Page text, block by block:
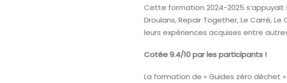
Cette formation 2024-2025 s’appuyait
Droulans, Repair Together, Le Carré,
leurs expériences acquises entre
Cotée 9.4/10 par les participants !
La formation de « Guides zéro déchet